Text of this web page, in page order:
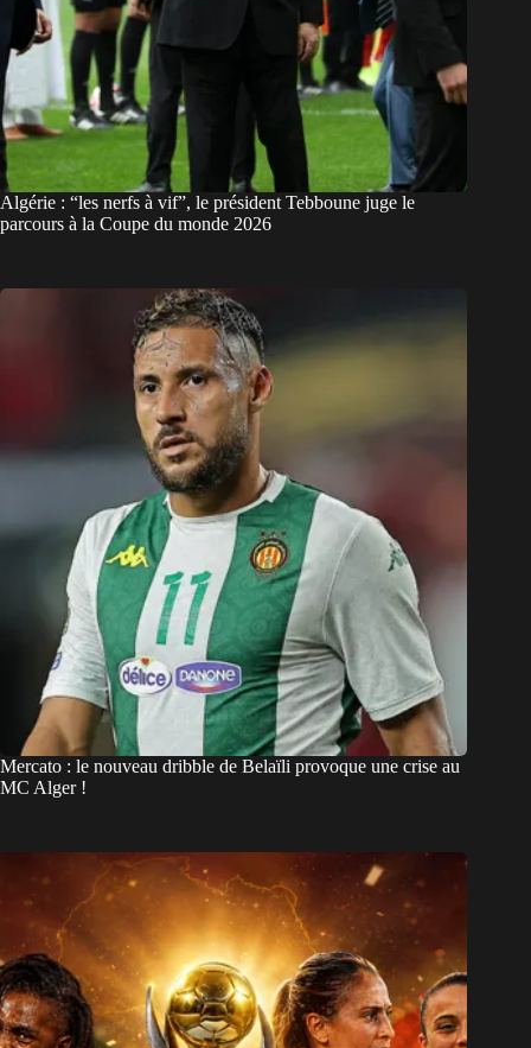
Algérie : “les nerfs à vif”, le président Tebboune juge le
parcours à la Coupe du monde 2026
Mercato : le nouveau dribble de Belaïli provoque une crise au
MC Alger !